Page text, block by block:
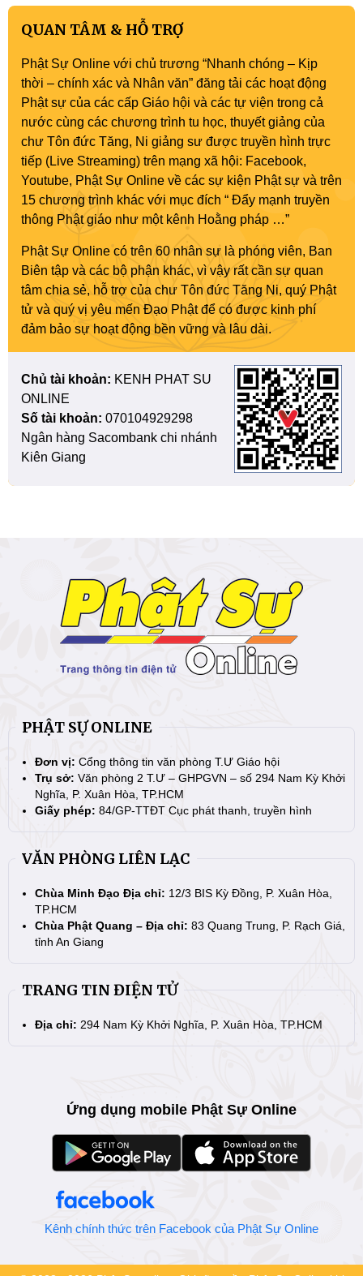
QUAN TÂM & HỖ TRỢ
Phật Sự Online với chủ trương “Nhanh chóng – Kịp
thời – chính xác và Nhân văn” đăng tải các hoạt động
Phật sự của các cấp Giáo hội và các tự viện trong cả
nước cùng các chương trình tu học, thuyết giảng của
chư Tôn đức Tăng, Ni giảng sư được truyền hình trực
tiếp (Live Streaming) trên mạng xã hội: Facebook,
Youtube, Phật Sự Online về các sự kiện Phật sự và trên
15 chương trình khác với mục đích “ Đẩy mạnh truyền
thông Phật giáo như một kênh Hoằng pháp …”
Phật Sự Online có trên 60 nhân sự là phóng viên, Ban
Biên tập và các bộ phận khác, vì vậy rất cần sự quan
tâm chia sẻ, hỗ trợ của chư Tôn đức Tăng Ni, quý Phật
tử và quý vị yêu mến Đạo Phật để có được kinh phí
đảm bảo sự hoạt động bền vững và lâu dài.
Chủ tài khoản: KENH PHAT SU
ONLINE
Số tài khoản: 070104929298
Ngân hàng Sacombank chi nhánh
Kiên Giang
PHẬT SỰ ONLINE
Đơn vị: Cổng thông tin văn phòng T.Ư Giáo hội
Trụ sở: Văn phòng 2 T.Ư – GHPGVN – số 294 Nam Kỳ Khởi
Nghĩa, P. Xuân Hòa, TP.HCM
Giấy phép: 84/GP-TTĐT Cục phát thanh, truyền hình
VĂN PHÒNG LIÊN LẠC
Chùa Minh Đạo Địa chỉ: 12/3 BIS Kỳ Đồng, P. Xuân Hòa,
TP.HCM
Chùa Phật Quang – Địa chỉ: 83 Quang Trung, P. Rạch Giá,
tỉnh An Giang
TRANG TIN ĐIỆN TỬ
Địa chỉ: 294 Nam Kỳ Khởi Nghĩa, P. Xuân Hòa, TP.HCM
Ứng dụng mobile Phật Sự Online
Kênh chính thức trên Facebook của Phật Sự Online